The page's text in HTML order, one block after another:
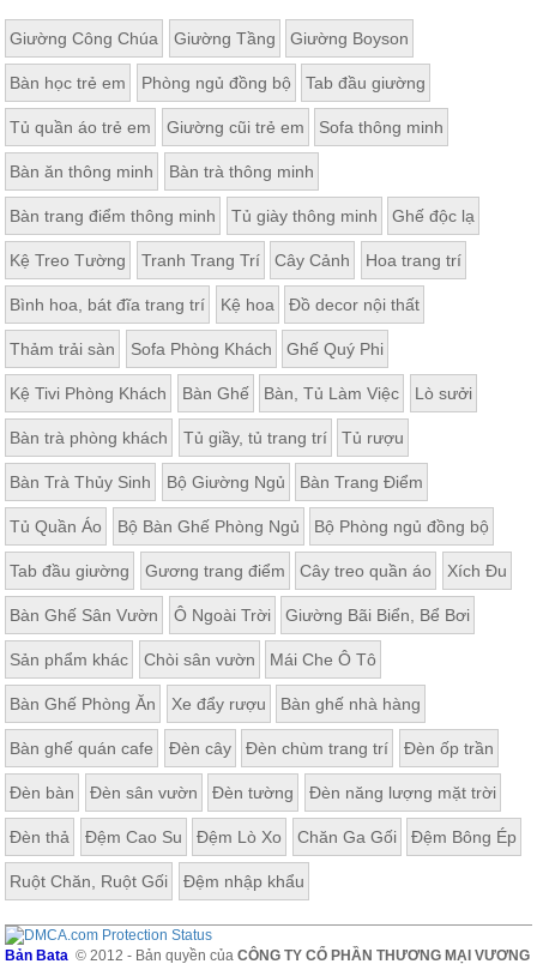
Giường Công Chúa Giường Tầng Giường Boyson
Bàn học trẻ em Phòng ngủ đồng bộ Tab đầu giường
Tủ quần áo trẻ em Giường cũi trẻ em Sofa thông minh
Bàn ăn thông minh Bàn trà thông minh
Bàn trang điểm thông minh Tủ giày thông minh Ghế độc lạ
Kệ Treo Tường Tranh Trang Trí Cây Cảnh Hoa trang trí
Bình hoa, bát đĩa trang trí Kệ hoa Đồ decor nội thất
Thảm trải sàn Sofa Phòng Khách Ghế Quý Phi
Kệ Tivi Phòng Khách Bàn Ghế Bàn, Tủ Làm Việc Lò sưởi
Bàn trà phòng khách Tủ giầy, tủ trang trí Tủ rượu
Bàn Trà Thủy Sinh Bộ Giường Ngủ Bàn Trang Điểm
Tủ Quần Áo Bộ Bàn Ghế Phòng Ngủ Bộ Phòng ngủ đồng bộ
Tab đầu giường Gương trang điểm Cây treo quần áo Xích Đu
Bàn Ghế Sân Vườn Ô Ngoài Trời Giường Bãi Biển, Bể Bơi
Sản phẩm khác Chòi sân vườn Mái Che Ô Tô
Bàn Ghế Phòng Ăn Xe đẩy rượu Bàn ghế nhà hàng
Bàn ghế quán cafe Đèn cây Đèn chùm trang trí Đèn ốp trần
Đèn bàn Đèn sân vườn Đèn tường Đèn năng lượng mặt trời
Đèn thả Đệm Cao Su Đệm Lò Xo Chăn Ga Gối Đệm Bông Ép
Ruột Chăn, Ruột Gối Đệm nhập khẩu
Bản Bata © 2012 - Bản quyền củaCÔNG TY CỔ PHẦN THƯƠNG MẠI VƯƠNG